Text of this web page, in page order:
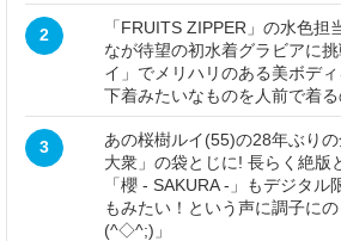
2
「FRUITS ZIPPER」の水色担
なが待望の初水着グラビアに
イ」でメリハリのある美ボデ
下着みたいなものを人前で着る
3
あの桜樹ルイ(55)の28年ぶり
大衆」の袋とじに! 長らく絶版
「櫻 - SAKURA -」もデジタ
もみたい！という声に調子に
(^◇^;)」